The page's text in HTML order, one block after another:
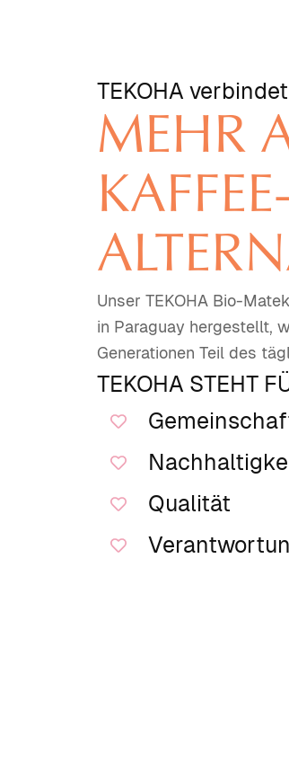
TEKOHA
MEHR
KAFFEE-
Unser TEKOHA Bio-
in Paraguay hergestellt,
Generationen Teil des
TEKOHA STEHT
Qualität